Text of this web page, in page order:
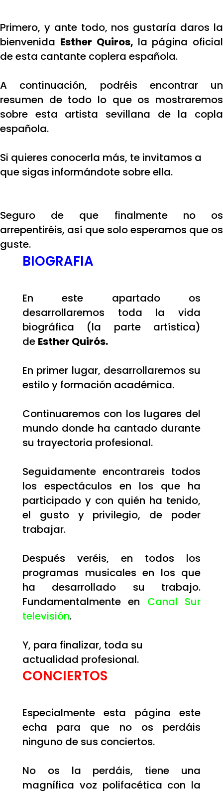
Primero, y ante todo, nos gustaría daros la
bienvenida Esther Quiros, la página oficial
de esta cantante coplera española.
A continuación, podréis encontrar un
resumen de todo lo que os mostraremos
sobre esta artista sevillana de la copla
española.
Si quieres conocerla más, te invitamos a
que sigas informándote sobre ella.
Seguro de que finalmente no os
arrepentiréis, así que solo esperamos que os
guste.
BIOGRAFIA
En este apartado os
desarrollaremos toda la vida
biográfica (la parte artística)
de Esther Quirós.
En primer lugar, desarrollaremos su
estilo y formación académica.
Continuaremos con los lugares del
mundo donde ha cantado durante
su trayectoria profesional.
Seguidamente encontrareis todos
los espectáculos en los que ha
participado y con quién ha tenido,
el gusto y privilegio, de poder
trabajar.
Después veréis, en todos los
programas musicales en los que
ha desarrollado su trabajo.
Fundamentalmente en Canal Sur
televisión.
Y, para finalizar, toda su
actualidad profesional.
CONCIERTOS
Especialmente esta página este
echa para que no os perdáis
ninguno de sus conciertos.
No os la perdáis, tiene una
magnífica voz polifacética con la